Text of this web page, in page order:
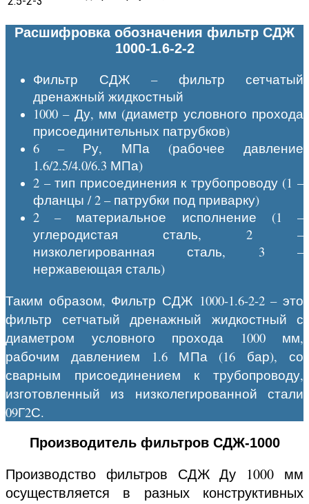
Расшифровка обозначения фильтр СДЖ
1000-1.6-2-2
Фильтр СДЖ – фильтр сетчатый
дренажный жидкостный
1000 – Ду, мм (диаметр условного прохода
присоединительных патрубков)
6 – Ру, МПа (рабочее давление
1.6/2.5/4.0/6.3 МПа)
2 – тип присоединения к трубопроводу (1 –
фланцы / 2 – патрубки под приварку)
2 – материальное исполнение (1 –
углеродистая сталь, 2 –
низколегированная сталь, 3 –
нержавеющая сталь)
Таким образом, Фильтр СДЖ 1000-1.6-2-2 – это
фильтр сетчатый дренажный жидкостный с
диаметром условного прохода 1000 мм,
рабочим давлением 1.6 МПа (16 бар), со
сварным присоединением к трубопроводу,
изготовленный из низколегированной стали
09Г2С.
Производитель фильтров СДЖ-1000
Производство фильтров СДЖ Ду 1000 мм
осуществляется в разных конструктивных